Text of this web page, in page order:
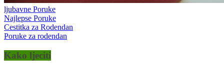
ljubavne Poruke
Najlepse Poruke
Cestitka za Rodendan
Poruke za rodendan
Kako ljeciti